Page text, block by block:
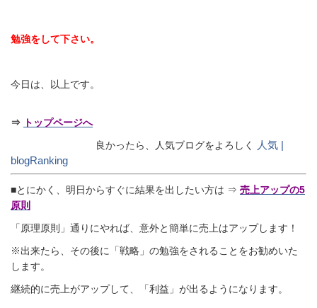
勉強をして下さい。
今日は、以上です。
⇒ トップページへ
良かったら、人気ブログをよろしく
人気 |
blogRanking
■とにかく、明日からすぐに結果を出したい方は ⇒ 売上アップの5
原則
「原理原則」通りにやれば、意外と簡単に売上はアップします！
※出来たら、その後に「戦略」の勉強をされることをお勧めいた
します。
継続的に売上がアップして、「利益」が出るようになります。